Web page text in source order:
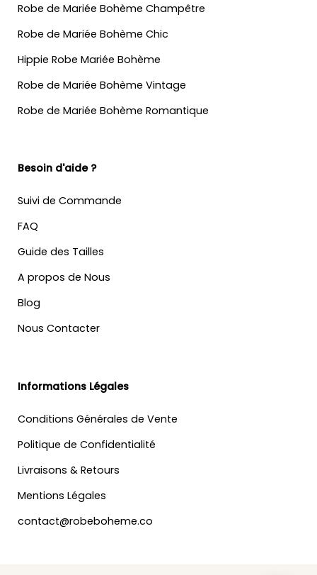
Robe de Mariée Bohème Champêtre
Robe de Mariée Bohème Chic
Hippie Robe Mariée Bohème
Robe de Mariée Bohème Vintage
Robe de Mariée Bohème Romantique
Besoin d'aide ?
Suivi de Commande
FAQ
Guide des Tailles
A propos de Nous
Blog
Nous Contacter
Informations Légales
Conditions Générales de Vente
Politique de Confidentialité
Livraisons & Retours
Mentions Légales
contact@robeboheme.co